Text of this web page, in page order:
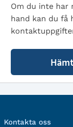
Om du inte har
hand kan du få
Kontakta oss